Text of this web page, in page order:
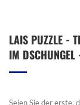
Anfang
der
LAIS PUZZLE -
IM
Seien Sie der erste,